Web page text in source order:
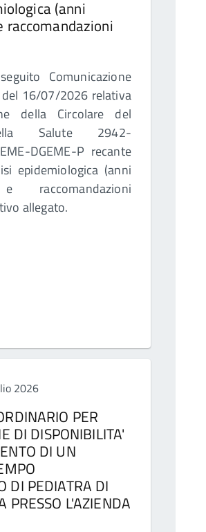
(anni
Comunicazione
del 16/07/2026 relativa
della Circolare del
Salute 2942-
DGEME-P recante
epidemiologica (anni
raccomandazioni
allegato.
2026
PER
DI DISPONIBILITA'
DI UN
DI PEDIATRA DI
PRESSO L'AZIENDA